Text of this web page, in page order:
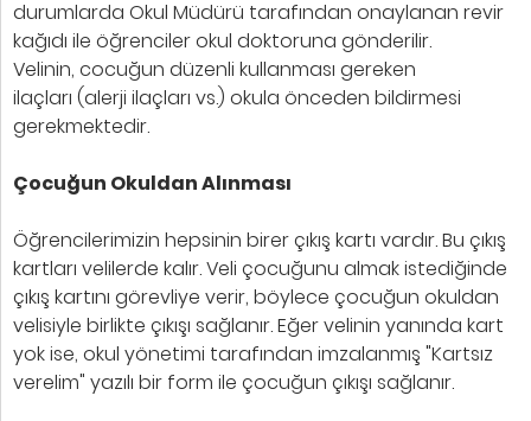
durumlarda Okul Müdürü tarafından onaylanan revir
kağıdı ile öğrenciler okul doktoruna gönderilir.
Velinin, cocuğun düzenli kullanması gereken
ilaçları (alerji ilaçları vs.) okula önceden bildirmesi
gerekmektedir.
Çocuğun Okuldan Alınması
Öğrencilerimizin hepsinin birer çıkış kartı vardır. Bu çıkış
kartları velilerde kalır. Veli çocuğunu almak istediğinde
çıkış kartını görevliye verir, böylece çocuğun okuldan
velisiyle birlikte çıkışı sağlanır. Eğer velinin yanında kart
yok ise, okul yönetimi tarafından imzalanmış "Kartsız
verelim" yazılı bir form ile çocuğun çıkışı sağlanır.